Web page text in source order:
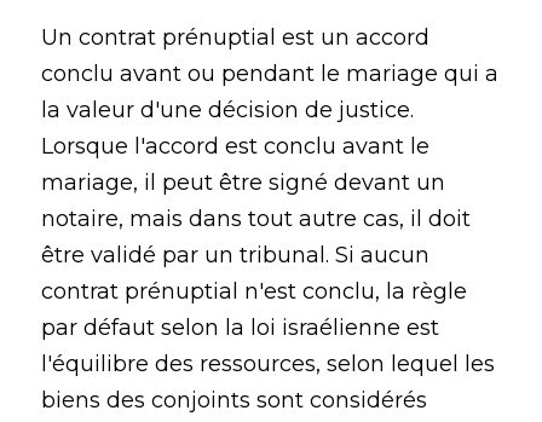
Un contrat prénuptial est un accord
conclu avant ou pendant le mariage qui a
la valeur d'une décision de justice.
Lorsque l'accord est conclu avant le
mariage, il peut être signé devant un
notaire, mais dans tout autre cas, il doit
être validé par un tribunal. Si aucun
contrat prénuptial n'est conclu, la règle
par défaut selon la loi israélienne est
l'équilibre des ressources, selon lequel les
biens des conjoints sont considérés